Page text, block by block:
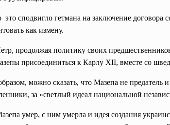
сподвигло гетмана на заключение договора
как измену.
продолжая политику своих
присоединиться к Карлу XII, вместе со
можно сказать, что Мазепа не предатель
за «светлый идеал национальной
умер, с ним умерла и идея создания